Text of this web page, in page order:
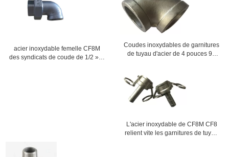
acier inoxydable femelle CF8M
des syndicats de coude de 1/2 » et
Coudes inoxydables de garnitures
de tuyau d'acier de 4 pouces 90
L'acier inoxydable de CF8M CF8
relient vite les garnitures de tuyau